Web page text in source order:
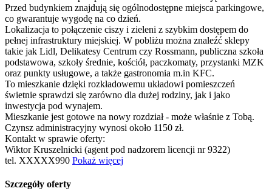
Przed budynkiem znajdują się ogólnodostępne miejsca parkingowe,
co gwarantuje wygodę na co dzień.
Lokalizacja to połączenie ciszy i zieleni z szybkim dostępem do
pełnej infrastruktury miejskiej. W pobliżu można znaleźć sklepy
takie jak Lidl, Delikatesy Centrum czy Rossmann, publiczna szkoła
podstawowa, szkoły średnie, kościół, paczkomaty, przystanki MZK
oraz punkty usługowe, a także gastronomia m.in KFC.
To mieszkanie dzięki rozkładowemu układowi pomieszczeń
świetnie sprawdzi się zarówno dla dużej rodziny, jak i jako
inwestycja pod wynajem.
Mieszkanie jest gotowe na nowy rozdział - może właśnie z Tobą.
Czynsz administracyjny wynosi około 1150 zł.
Kontakt w sprawie oferty:
Wiktor Kruszelnicki (agent pod nadzorem licencji nr 9322)
tel. XXXXX990 Pokaż więcej
Szczegóły oferty